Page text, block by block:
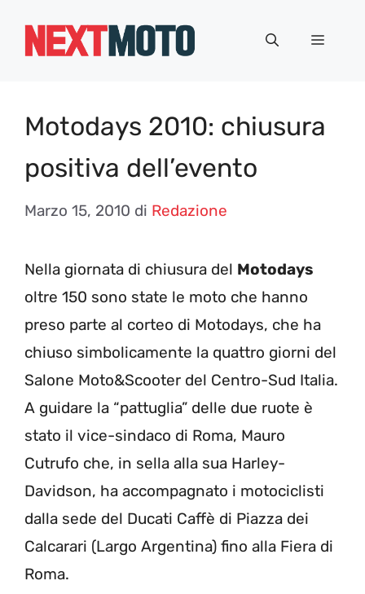
Menu
Motodays 2010: chiusura
positiva dell’evento
Marzo 15, 2010 di Redazione
Nella giornata di chiusura del Motodays
oltre 150 sono state le moto che hanno
preso parte al corteo di Motodays, che ha
chiuso simbolicamente la quattro giorni del
Salone Moto&Scooter del Centro-Sud Italia.
A guidare la “pattuglia” delle due ruote è
stato il vice-sindaco di Roma, Mauro
Cutrufo che, in sella alla sua Harley-
Davidson, ha accompagnato i motociclisti
dalla sede del Ducati Caffè di Piazza dei
Calcarari (Largo Argentina) fino alla Fiera di
Roma.